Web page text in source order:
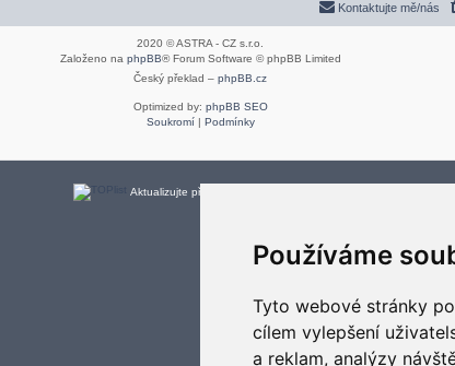
Používáme
Tyto webové stránky
cílem vylepšení
a reklam, analýzy
Kontaktujte mě/nás
2020 © ASTRA - CZ s.r.o.
Založeno na phpBB® Forum Software © phpBB Limited
Český překlad – phpBB.cz
Optimized by: phpBB SEO
Soukromí| Podmínky
Aktualizujte předvolby souborů cookies